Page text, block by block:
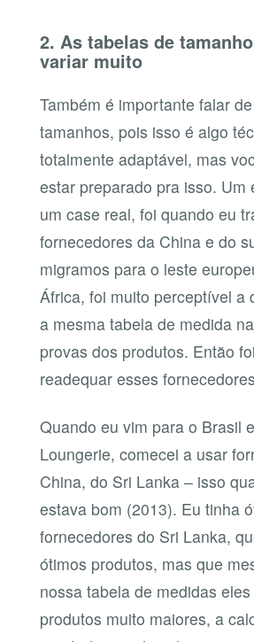
2. As tabelas de
variar muito
Também é importante falar
tamanhos, pois isso é algo
totalmente adaptável, mas
estar preparado pra isso. Um
um case real, foi quando eu
fornecedores da China e do
migramos para o leste
África, foi muito perceptível a
a mesma tabela de medida
provas dos produtos. Então
readequar esses
Quando eu vim para o Brasil
Loungerie, comecei a usar
China, do Sri Lanka – isso
estava bom (2013). Eu tinha
fornecedores do Sri Lanka,
ótimos produtos, mas que
nossa tabela de medidas
produtos muito maiores, a